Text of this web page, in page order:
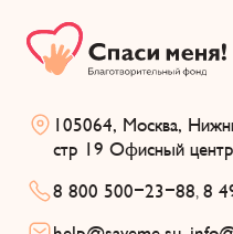
105064, Москва,
стр 19 Офисный
8 800 500-23-88, 8